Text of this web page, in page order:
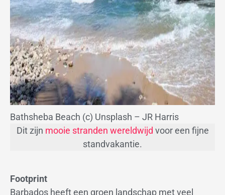
Bathsheba Beach (c) Unsplash – JR Harris
Dit zijn mooie stranden wereldwijd voor een fijne
standvakantie.
Footprint
Barbados heeft een groen landschap met veel